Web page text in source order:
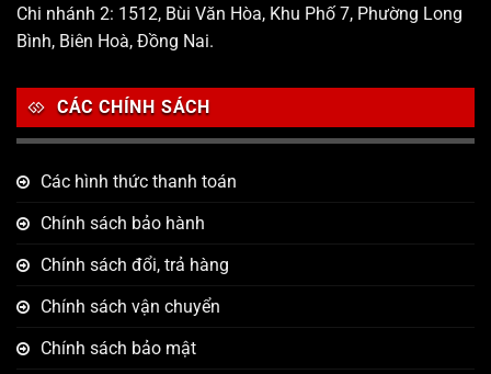
Chi nhánh 2: 1512, Bùi Văn Hòa, Khu Phố 7, Phường Long
Bình, Biên Hoà, Đồng Nai.
CÁC CHÍNH SÁCH
Các hình thức thanh toán
Chính sách bảo hành
Chính sách đổi, trả hàng
Chính sách vận chuyển
Chính sách bảo mật